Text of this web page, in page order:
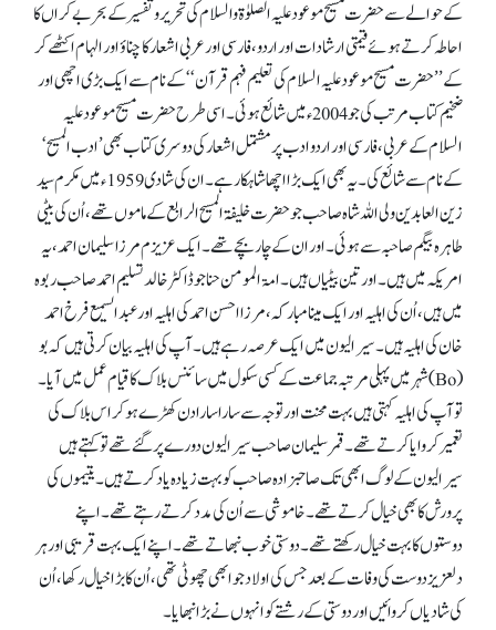
کے حوالے سے حضرت مسیح موعود علیہ الصلوٰۃ والسلام کی تحریر و تفسیر کے بحر بے کراں کا
احاطہ کرتے ہوئے قیمتی ارشادات اور اردو، فارسی اور عربی اشعار کا چناؤ اور الہام اکٹھے کر
کے ’’حضرت مسیح موعود علیہ السلام کی تعلیم فہم قرآن ‘‘ کے نام سے ایک بڑی اچھی اور
ضخیم کتاب مرتب کی جو 2004ء میں شائع ہوئی۔ اسی طرح حضرت مسیح موعود علیہ
السلام کے عربی، فارسی اور اردو ادب پر مشتمل اشعار کی دوسری کتاب بھی ’ادب المسیح‘
کے نام سے شائع کی۔ یہ بھی ایک بڑا اچھا شاہکار ہے۔ ان کی شادی 1959ء میں مکرم سید
زین العابدین ولی اللہ شاہ صاحب جو حضرت خلیفۃ المسیح الرابع کے ماموں تھے، اُن کی بیٹی
طاہرہ بیگم صاحبہ سے ہوئی۔ اور ان کے چار بچے تھے۔ ایک عزیزم مرزا سلیمان احمد، یہ
امریکہ میں ہیں۔ اور تین بیٹیاں ہیں۔ امۃ المومن حنا جو ڈاکٹر خالد تسلیم احمد صاحب ربوہ
میں ہیں، اُن کی اہلیہ اور ایک مینا مبارکہ، مرزا احسن احمد کی اہلیہ اور عبدالسمیع فرخ احمد
خان کی اہلیہ ہیں۔ سیرالیون میں ایک عرصہ رہے ہیں۔ آپ کی اہلیہ بیان کرتی ہیں کہ بو
(Bo) شہر میں پہلی مرتبہ جماعت کے کسی سکول میں سائنس بلاک کا قیام عمل میں آیا۔
تو آپ کی اہلیہ کہتی ہیں بہت محنت اور توجہ سے سارا سارا دن کھڑے ہو کر اس بلاک کی
تعمیر کروایا کرتے تھے۔ قمر سلیمان صاحب سیرالیون دورے پر گئے تھے تو کہتے ہیں
سیرالیون کے لوگ ابھی تک صاحبزادہ صاحب کو بہت زیادہ یاد کرتے ہیں۔ یتیموں کی
پرورش کا بھی خیال کرتے تھے۔ خاموشی سے اُن کی مدد کرتے رہتے تھے۔ اپنے
دوستوں کا بہت خیال رکھتے تھے۔ دوستی خوب نبھاتے تھے۔ اپنے ایک بہت قریبی اور ہر
دلعزیز دوست کی وفات کے بعد جس کی اولاد جو ابھی چھوٹی تھی، اُن کا بڑا خیال رکھا، اُن
کی شادیاں کروائیں اور دوستی کے رشتے کو انہوں نے بڑا نبھایا۔